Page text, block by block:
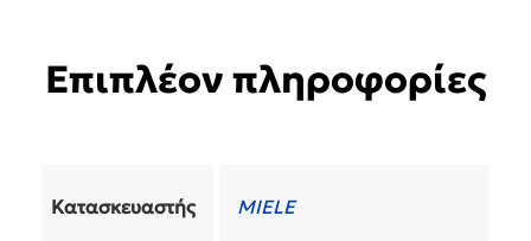
Επιπλέον πληροφορίες
Κατασκευαστής MIELE